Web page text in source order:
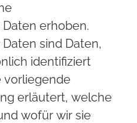
erhoben.
sind Daten,
identifiziert
vorliegende
erläutert, welche
wofür wir sie